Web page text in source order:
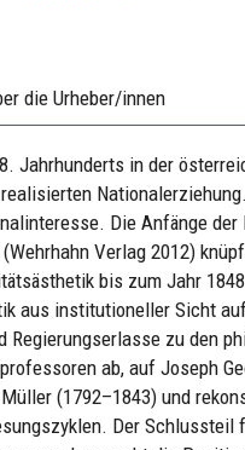
die Urheber/innen
Jahrhunderts in der
Die Anfänge
Verlag 2012)
bis zum Jahr
aus institutioneller Sicht
Regierungserlasse zu den
ab, auf Joseph
(1792–1843) und
Der